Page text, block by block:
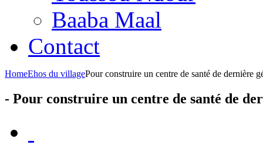
Baaba Maal
Contact
HomeEhos du villagePour construire un centre de santé de dernière
- Pour construire un centre de santé de